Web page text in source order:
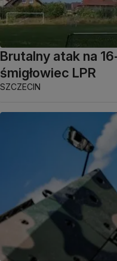
Brutalny atak na
śmigłowiec LPR
SZCZECIN